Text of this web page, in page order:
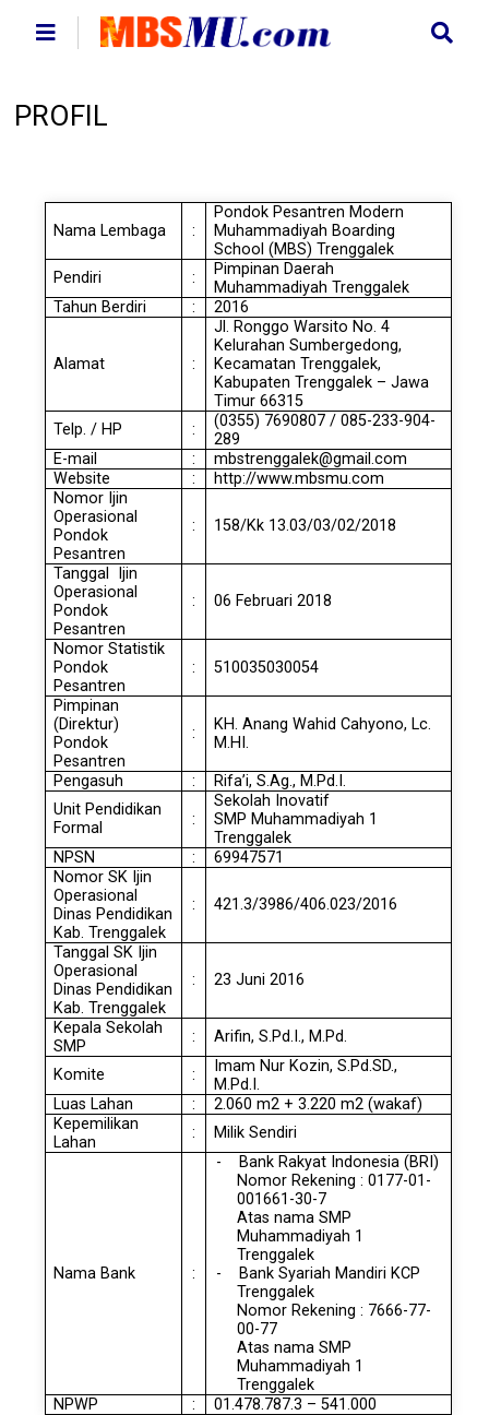
PROFIL
Nama Lembaga :
Pondok Pesantren Modern
Muhammadiyah Boarding
School (MBS) Trenggalek
Pendiri
:
Pimpinan Daerah
Muhammadiyah Trenggalek
Tahun Berdiri
: 2016
Alamat :
Jl. Ronggo Warsito No. 4
Kelurahan Sumbergedong,
Kecamatan Trenggalek,
Kabupaten Trenggalek – Jawa
Timur 66315
Telp. / HP
:
(0355) 7690807 / 085-233-904-
289
E-mail
:
mbstrenggalek@gmail.com
Website
:
http://www.mbsmu.com
Nomor Ijin
Operasional
Pondok
Pesantren
: 158/Kk 13.03/03/02/2018
Tanggal Ijin
Operasional
Pondok
Pesantren
: 06 Februari 2018
Nomor Statistik
Pondok
Pesantren
: 510035030054
Pimpinan
(Direktur)
Pondok
Pesantren
:
KH. Anang Wahid Cahyono, Lc.
M.HI.
Pengasuh :
Rifa’i, S.Ag., M.Pd.I.
Unit Pendidikan
Formal
:
Sekolah Inovatif
SMP Muhammadiyah 1
Trenggalek
NPSN
:
69947571
Nomor SK Ijin
Operasional
Dinas Pendidikan
Kab. Trenggalek
: 421.3/3986/406.023/2016
Tanggal SK Ijin
Operasional
Dinas Pendidikan
Kab. Trenggalek
: 23 Juni 2016
Kepala Sekolah
SMP
: Arifin, S.Pd.I., M.Pd.
Komite :
Imam Nur Kozin, S.Pd.SD.,
M.Pd.I.
Luas Lahan
:
2.060 m2 + 3.220 m2 (wakaf)
Kepemilikan
Lahan
: Milik Sendiri
Nama Bank :
- Bank Rakyat Indonesia (BRI)
Nomor Rekening : 0177-01-
001661-30-7
Atas nama SMP
Muhammadiyah 1
Trenggalek
- Bank Syariah Mandiri KCP
Trenggalek
Nomor Rekening : 7666-77-
00-77
Atas nama SMP
Muhammadiyah 1
Trenggalek
NPWP
: 01.478.787.3 – 541.000